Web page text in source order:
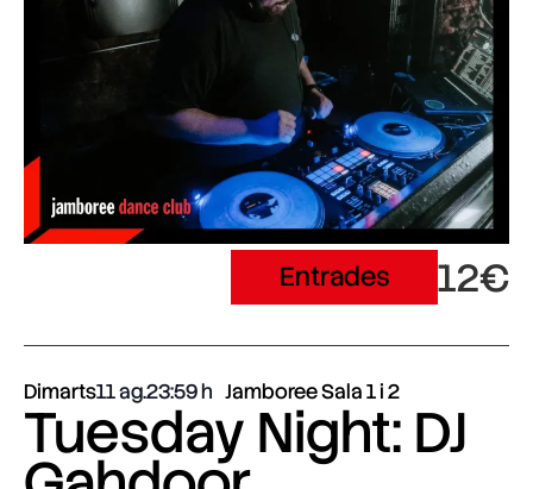
Entrades 12€
Dimarts11 ag.23:59 Jamboree Sala 1 i 2
Tuesday Night: DJ